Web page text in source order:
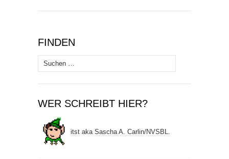
FINDEN
Suchen
nach:
WER SCHREIBT HIER?
itst aka Sascha A. Carlin/NVSBL.